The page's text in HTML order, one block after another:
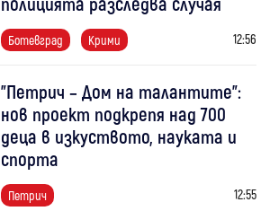
Ботевград Крими 12:56
"Петрич – Дом на талантите":
нов проект подкрепя над 700
деца в изкуството, науката и
спорта
Петрич 12:55